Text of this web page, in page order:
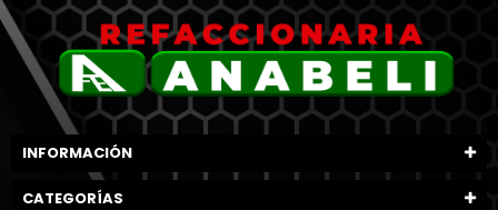
INFORMACIÓN
CATEGORÍAS